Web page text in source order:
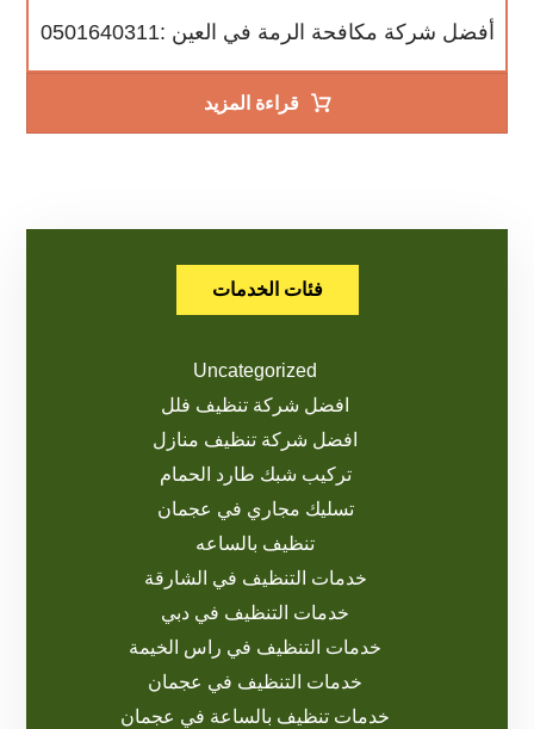
أفضل شركة مكافحة الرمة في العين :0501640311
قراءة المزيد
فئات الخدمات
Uncategorized
افضل شركة تنظيف فلل
افضل شركة تنظيف منازل
تركيب شبك طارد الحمام
تسليك مجاري في عجمان
تنظيف بالساعه
خدمات التنظيف في الشارقة
خدمات التنظيف في دبي
خدمات التنظيف في راس الخيمة
خدمات التنظيف في عجمان
خدمات تنظيف بالساعة في عجمان